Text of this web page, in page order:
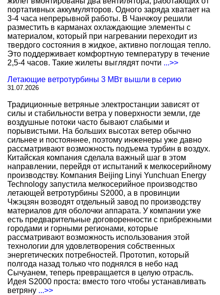
портативных аккумуляторов. Одного заряда хватает на
3-4 часа непрерывной работы. В Чанчжоу решили
разместить в карманах охлаждающие элементы с
материалом, который при нагревании переходит из
твердого состояния в жидкое, активно поглощая тепло.
Это поддерживает комфортную температуру в течение
2,5-4 часов. Такие жилеты выглядят почти ...>>
Летающие ветротурбины 3 МВт вышли в серию
31.07.2026
Традиционные ветряные электростанции зависят от
силы и стабильности ветра у поверхности земли, где
воздушные потоки часто бывают слабыми и
порывистыми. На больших высотах ветер обычно
сильнее и постояннее, поэтому инженеры уже давно
рассматривают возможность подъема турбин в воздух.
Китайская компания сделала важный шаг в этом
направлении, перейдя от испытаний к мелкосерийному
производству. Компания Beijing Linyi Yunchuan Energy
Technology запустила мелкосерийное производство
летающей ветротурбины S2000, а в провинции
Чжэцзян возводят отдельный завод по производству
материалов для оболочки аппарата. У компании уже
есть предварительные договоренности с прибрежными
городами и горными регионами, которые
рассматривают возможность использования этой
технологии для удовлетворения собственных
энергетических потребностей. Прототип, который
полгода назад только что поднялся в небо над
Сычуанем, теперь превращается в целую отрасль.
Идея S2000 проста: вместо того чтобы устанавливать
ветряну ...>>